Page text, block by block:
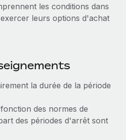
de présélection des
sur les risques en
équipements informatiques
les conditions dans
leurs options d'achat
la durée de la période
des normes de
des périodes d'arrêt sont